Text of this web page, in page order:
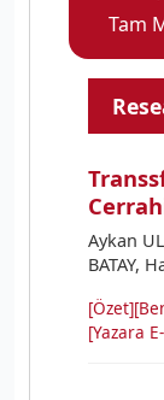
Tam
Aykan
BATAY,
[Özet]
[Yazara